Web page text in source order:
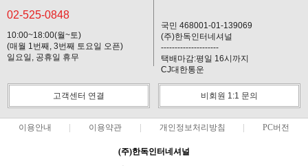
02-525-0848
10:00~18:00(월~토)
(매월 1번째, 3번째 토요일 오픈)
일요일, 공휴일 휴무
국민 468001-01-139069
(주)한독인터네셔널
---------------------
택배마감:평일 16시까지
CJ대한통운
고객센터 연결 비회원 1:1 문의
이용안내 이용약관 개인정보처리방침 PC버전
(주)한독인터네셔널